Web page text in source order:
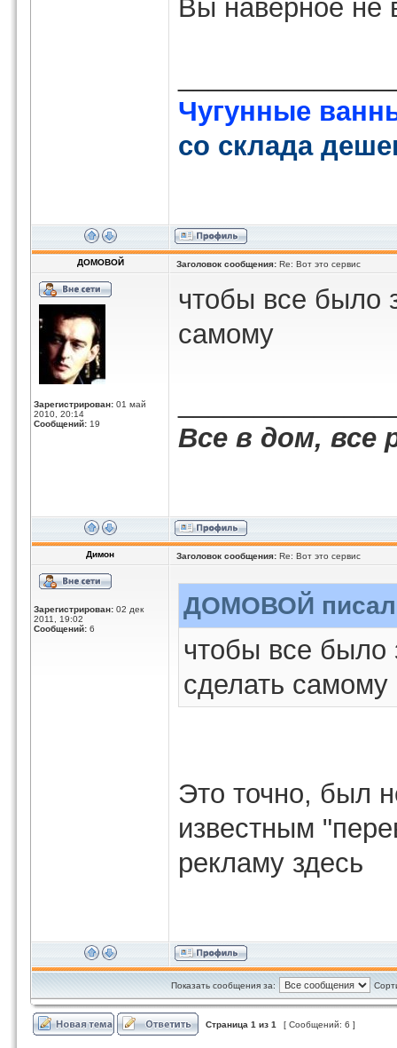
Вы наверное не
Чугунные
со склада
ДОМОВОЙ Заголовок сообщения: Re: Вот это сервис
Зарегистрирован: 01 май
2010, 20:14
Сообщений: 19
чтобы все было
самому
Все в дом, все
Димон Заголовок сообщения: Re: Вот это сервис
Зарегистрирован: 02 дек
2011, 19:02
Сообщений: 6
ДОМОВОЙ
чтобы все было
сделать самому
Это точно, был
известным
рекламу здесь
Показать сообщения за:
Страница 1 из 1 [ Сообщений: 6 ]